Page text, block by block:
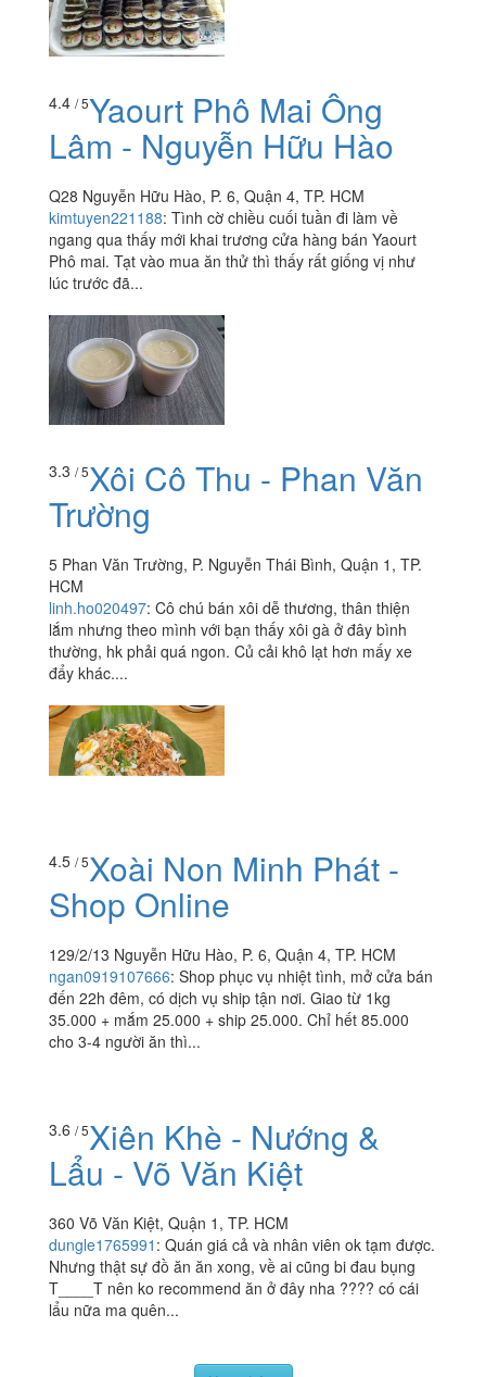
4.4 / 5Yaourt Phô Mai Ông
Lâm - Nguyễn Hữu Hào
Q28 Nguyễn Hữu Hào, P. 6, Quận 4, TP. HCM
kimtuyen221188: Tình cờ chiều cuối tuần đi làm về
ngang qua thấy mới khai trương cửa hàng bán Yaourt
Phô mai. Tạt vào mua ăn thử thì thấy rất giống vị như
lúc trước đã...
3.3 / 5Xôi Cô Thu - Phan Văn
Trường
5 Phan Văn Trường, P. Nguyễn Thái Bình, Quận 1, TP.
HCM
linh.ho020497: Cô chú bán xôi dễ thương, thân thiện
lắm nhưng theo mình với bạn thấy xôi gà ở đây bình
thường, hk phải quá ngon. Củ cải khô lạt hơn mấy xe
đẩy khác....
4.5 / 5Xoài Non Minh Phát -
Shop Online
129/2/13 Nguyễn Hữu Hào, P. 6, Quận 4, TP. HCM
ngan0919107666: Shop phục vụ nhiệt tình, mở cửa bán
đến 22h đêm, có dịch vụ ship tận nơi. Giao từ 1kg
35.000 + mắm 25.000 + ship 25.000. Chỉ hết 85.000
cho 3-4 người ăn thì...
3.6 / 5Xiên Khè - Nướng &
Lẩu - Võ Văn Kiệt
360 Võ Văn Kiệt, Quận 1, TP. HCM
Nhưng thật sự đồ ăn ăn xong, về ai cũng bi đau bụng